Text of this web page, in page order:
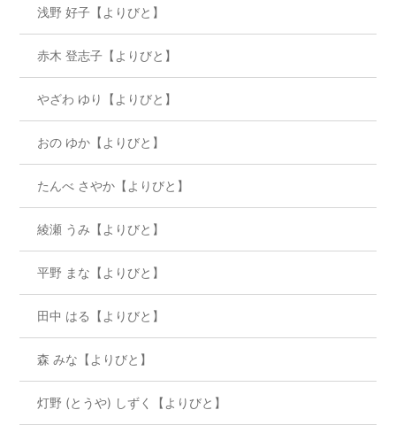
浅野 好子【よりびと】
赤木 登志子【よりびと】
やざわ ゆり【よりびと】
おの ゆか【よりびと】
たんべ さやか【よりびと】
綾瀬 うみ【よりびと】
平野 まな【よりびと】
田中 はる【よりびと】
森 みな【よりびと】
灯野 (とうや) しずく【よりびと】